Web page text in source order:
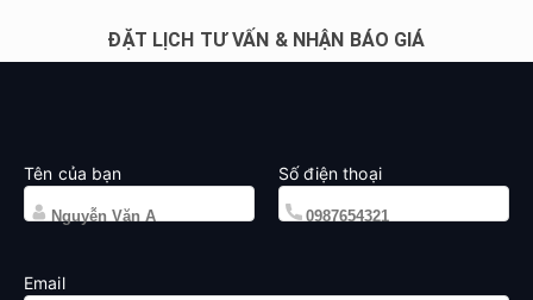
ĐẶT LỊCH TƯ VẤN & NHẬN BÁO GIÁ
Tên của bạn Số điện thoại
Email